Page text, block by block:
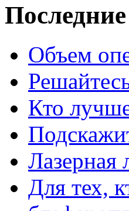
Объем
Кто
Лазерная
Для тех,